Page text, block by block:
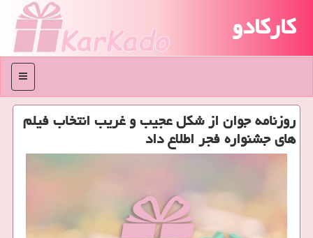
کارکادو
منو
روزنامه جوان از شكل عجیب و غریب انتخاب فیلم
های جشنواره فجر اطلاع داد